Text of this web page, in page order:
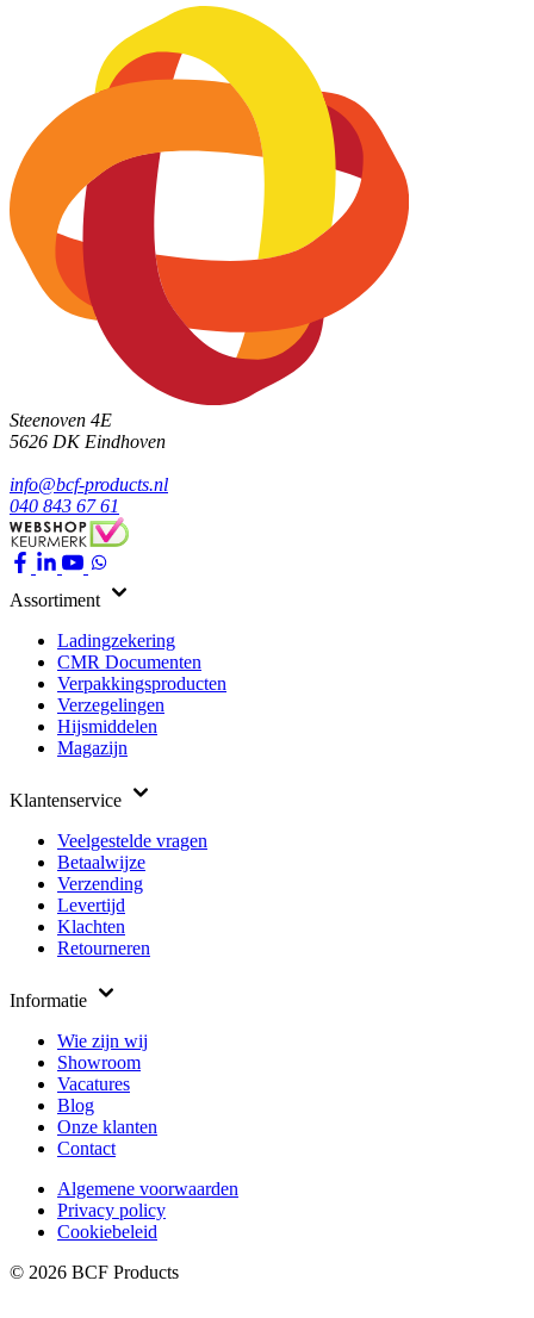
Steenoven 4E
5626 DK Eindhoven
info@bcf-products.nl
040 843 67 61
Assortiment
Ladingzekering
CMR Documenten
Verpakkingsproducten
Verzegelingen
Hijsmiddelen
Magazijn
Klantenservice
Veelgestelde vragen
Betaalwijze
Verzending
Levertijd
Klachten
Retourneren
Informatie
Wie zijn wij
Showroom
Vacatures
Blog
Onze klanten
Contact
Algemene voorwaarden
Privacy policy
Cookiebeleid
© 2026 BCF Products